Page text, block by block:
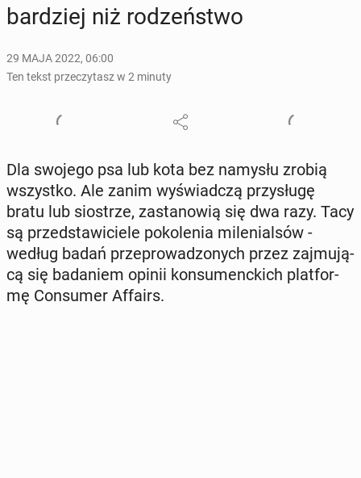
bar­dziej niż ro­dzeń­stwo
29 MAJA 2022, 06:00
Ten tekst przeczytasz w 2 minuty
Dla swojego psa lub kota bez namysłu zrobią
wszyst­ko. Ale zanim wy­świad­czą przy­słu­gę
bratu lub sio­strze, za­sta­no­wią się dwa razy. Tacy
są przed­sta­wi­cie­le po­ko­le­nia mi­le­nial­sów -
według badań prze­pro­wa­dzo­nych przez zaj­mu­ją­
cą się ba­da­niem opinii kon­su­menc­kich plat­for­
mę Con­su­mer Affairs.